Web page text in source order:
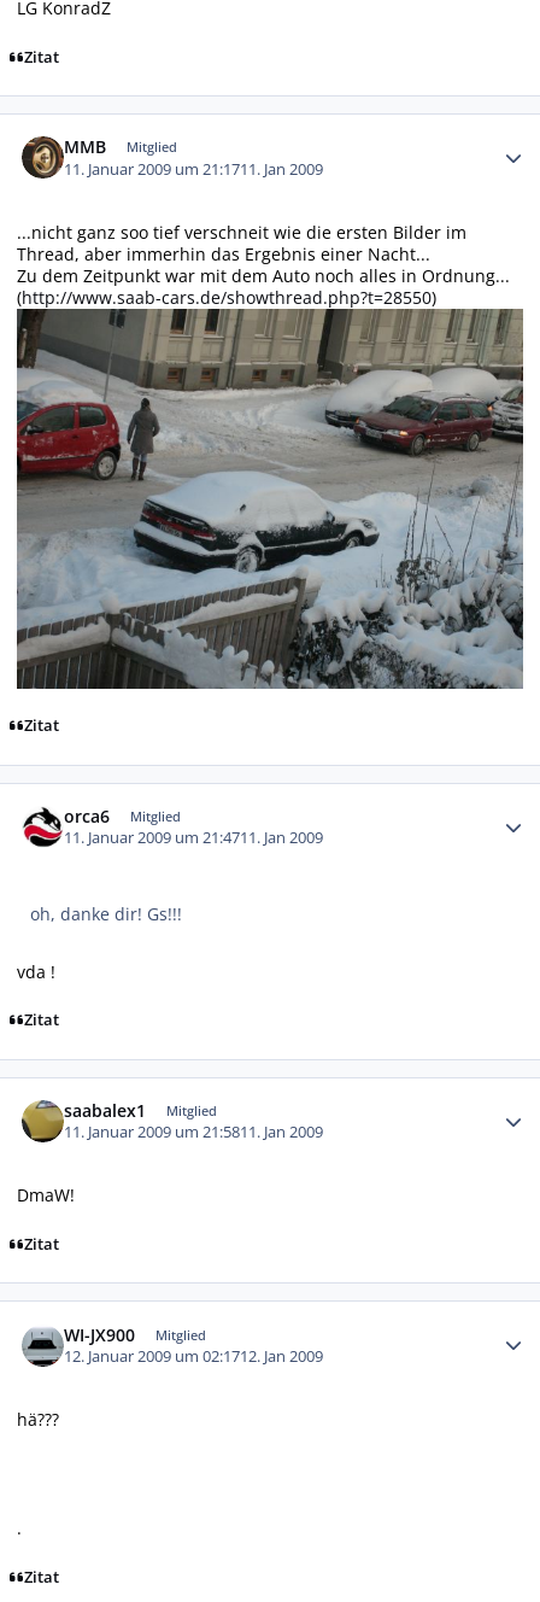
LG KonradZ
Zitat
MMB Mitglied
11. Januar 2009 um 21:1711. Jan 2009
...nicht ganz soo tief verschneit wie die ersten Bilder im
Thread, aber immerhin das Ergebnis einer Nacht...
Zu dem Zeitpunkt war mit dem Auto noch alles in Ordnung...
(http://www.saab-cars.de/showthread.php?t=28550)
Zitat
orca6 Mitglied
11. Januar 2009 um 21:4711. Jan 2009
oh, danke dir! Gs!!!
vda !
Zitat
saabalex1 Mitglied
11. Januar 2009 um 21:5811. Jan 2009
DmaW!
Zitat
WI-JX900 Mitglied
12. Januar 2009 um 02:1712. Jan 2009
hä???
.
Zitat